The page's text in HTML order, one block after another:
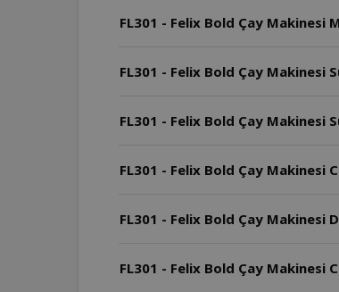
FL301 - Felix Bold Çay Makinesi
FL301 - Felix Bold Çay Makinesi
FL301 - Felix Bold Çay Makinesi
FL301 - Felix Bold Çay Makinesi
FL301 - Felix Bold Çay
FL301 - Felix Bold Çay Makinesi